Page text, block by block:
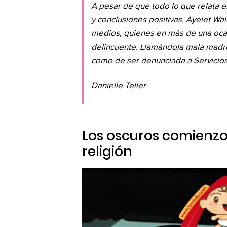
A pesar de que todo lo que relata
y conclusiones positivas, Ayelet
medios, quienes en más de una
delincuente. Llamándola mala
como de ser denunciada a
Danielle Teller
Los oscuros
religión